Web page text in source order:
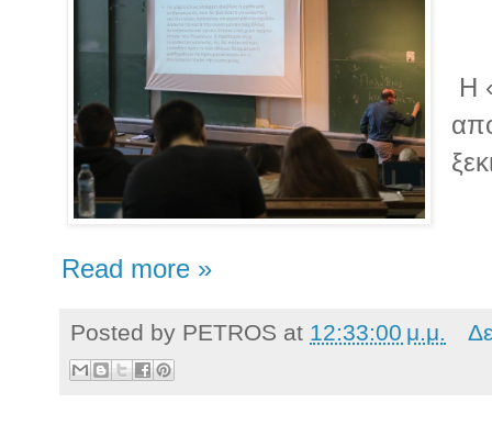
Η
Read more »
Posted by PETROS at 12:33:00 μ.μ.